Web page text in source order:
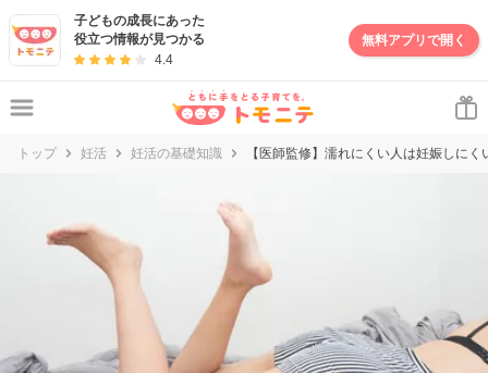
子どもの成長にあった
役立つ情報が見つかる
4.4
無料アプリで開く
トップ 妊活 妊活の基礎知識 【医師監修】濡れにくい人は妊娠しに
妊娠・出産・子育て情報サイト | トモニテ